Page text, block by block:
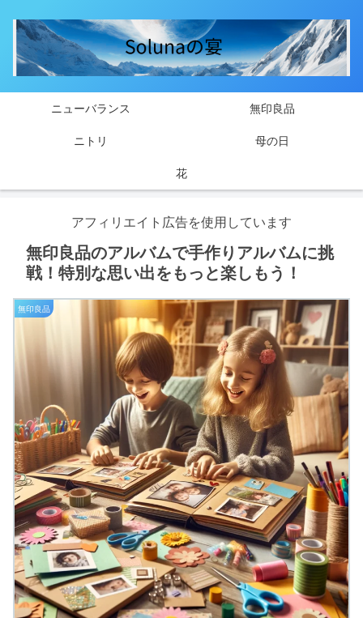
ニューバランス 無印良品
ニトリ 母の日
花
アフィリエイト広告を使用しています
無印良品のアルバムで手作りアルバムに挑
戦！特別な思い出をもっと楽しもう！
無印良品